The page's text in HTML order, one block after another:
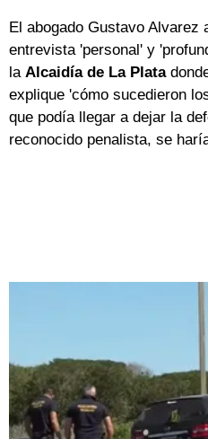
El abogado Gustavo Alvarez
entrevista 'personal' y
la Alcaidía de La Plata
explique 'cómo sucedieron
que podía llegar a dejar la
reconocido penalista, se